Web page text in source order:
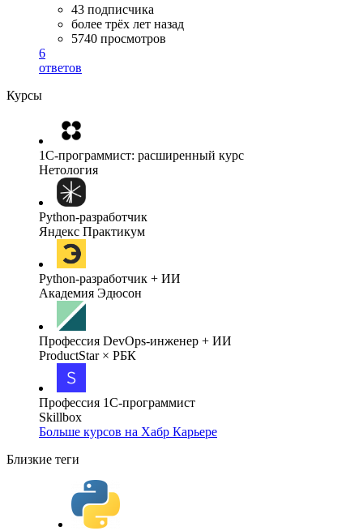
43 подписчика
более трёх лет назад
5740 просмотров
6
ответов
Курсы
1C-программист: расширенный курс
Нетология
Python-разработчик
Яндекс Практикум
Python-разработчик + ИИ
Академия Эдюсон
Профессия DevOps-инженер + ИИ
ProductStar × РБК
Профессия 1С-программист
Skillbox
Больше курсов на Хабр Карьере
Близкие теги